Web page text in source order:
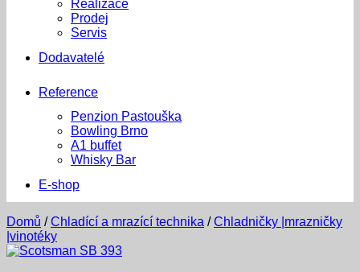
Realizace
Prodej
Servis
Dodavatelé
Reference
Penzion Pastouška
Bowling Brno
A1 buffet
Whisky Bar
E-shop
Domů / Chladící a mrazící technika / Chladničky |mrazničky
|vinotéky